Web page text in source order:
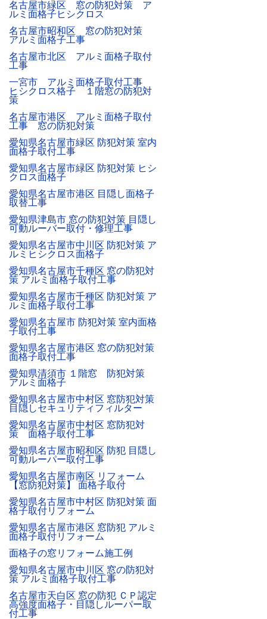
名古屋市緑区 窓の防犯対策 ア
ルミ面格子ヒシクロス
名古屋市昭和区 窓の防犯対策
アルミ面格子工事
名古屋市北区 アルミ面格子取付
工事
一宮市 アルミ面格子取付工事
ヒシクロス格子 １階窓の防犯対
策
名古屋市港区 アルミ面格子取付
工事 窓の防犯対策
愛知県名古屋市緑区 防犯対策 室内
面格子取付工事
愛知県名古屋市緑区 防犯対策 ヒシ
クロス面格子
愛知県名古屋市港区 目隠し面格子
取替工事
愛知県津島市 窓の防犯対策 目隠し
可動ルーバー取付・修理工事
愛知県名古屋市中川区 防犯対策 ア
ルミヒシクロス面格子
愛知県名古屋市千種区 窓の防犯対
策 アルミ面格子取付工事
愛知県名古屋市千種区 防犯対策 ア
ルミ面格子取付工事
愛知県名古屋市 防犯対策 室内面格
子取付工事
愛知県名古屋市港区 窓の防犯対策
面格子取付工事
愛知県清須市 １階窓 防犯対策
アルミ面格子
愛知県名古屋市中村区 窓防犯対策
目隠しセキュリティフィルター
愛知県名古屋市中村区 窓防犯対
策 面格子取付工事
愛知県名古屋市昭和区 防犯 目隠し
可動ルーパー取付工事
愛知県名古屋市南区 リフォーム
【窓防犯対策】 面格子取付
愛知県名古屋市中村区 防犯対策 面
格子取付リフォーム
愛知県名古屋市港区 窓防犯 アルミ
面格子取付リフォーム
面格子の窓リフォーム施工例
愛知県名古屋市中川区 窓の防犯対
策 アルミ面格子取付工事
名古屋市天白区 窓の防犯 ＣＰ認定
高強度面格子・目隠しルーパー取
付工事